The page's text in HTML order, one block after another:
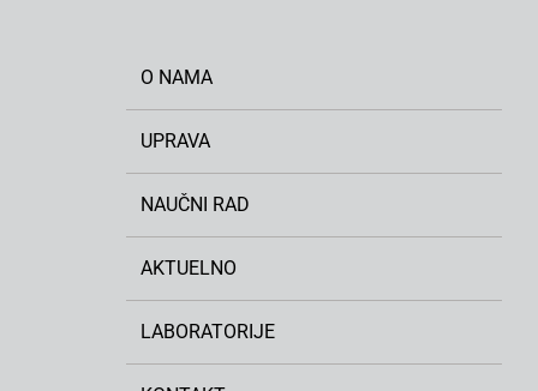
O NAMA
UPRAVA
NAUČNI RAD
AKTUELNO
LABORATORIJE